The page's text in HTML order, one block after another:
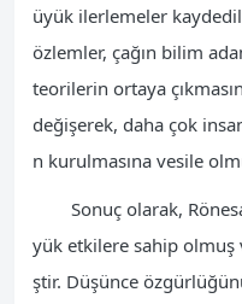
üyük ilerlemeler
özlemler, çağın bilim
teorilerin ortaya
değişerek, daha çok
n kurulmasına vesile
Sonuç olarak,
yük etkilere sahip
ştir. Düşünce